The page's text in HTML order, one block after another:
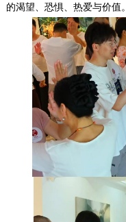
的渴望、恐惧、热爱与价值。